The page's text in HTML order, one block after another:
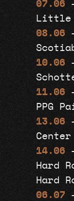
07.06
Little
08.06
10.06
11.06
PPG
13.06
Center
14.06
Hard
Hard
06.07